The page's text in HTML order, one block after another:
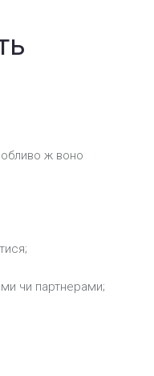
ж воно
чи партнерами;